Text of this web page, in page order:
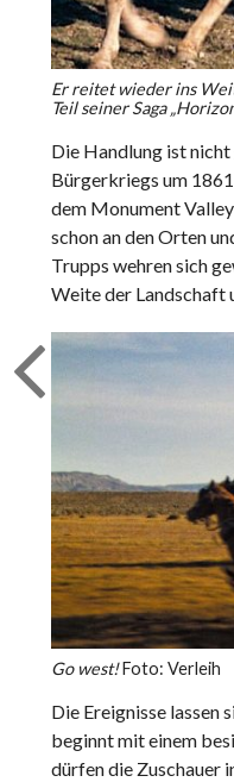
Er reitet wieder ins
Teil seiner Saga
Die Handlung ist nicht
Bürgerkriegs um
dem Monument
schon an den Orten
Trupps wehren sich
Weite der Landschaft
Go west!Foto: Verleih
Die Ereignisse lassen
beginnt mit einem
dürfen die Zuschauer